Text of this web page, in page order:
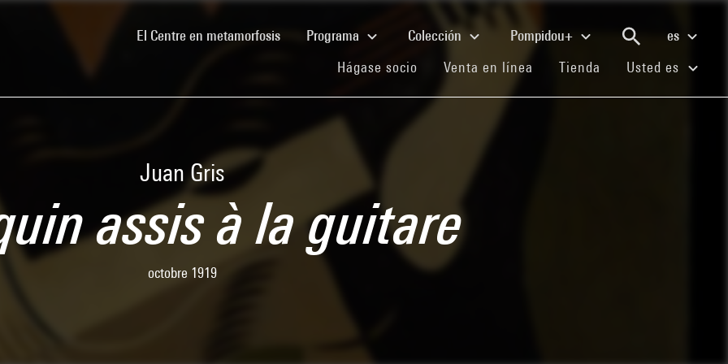
El Centre en metamorfosis(current)Programa Colección Pompidou+
es
Hágase socio (current)
Venta en línea (current)
Tienda (current)
Usted es
Juan Gris
assis à la guitare
octobre 1919